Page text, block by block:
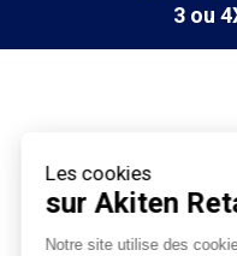
Les cookies
sur Akiten
Notre site utilise des
3 ou